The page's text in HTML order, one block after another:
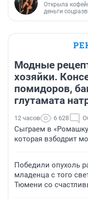
Открыла
деньги
Модные
хозяйки.
помидоров,
глутамата
12 часов 6 628
Сыграем в
которая взбодрит
Победили опухоль
младенца с того
Тюмени со